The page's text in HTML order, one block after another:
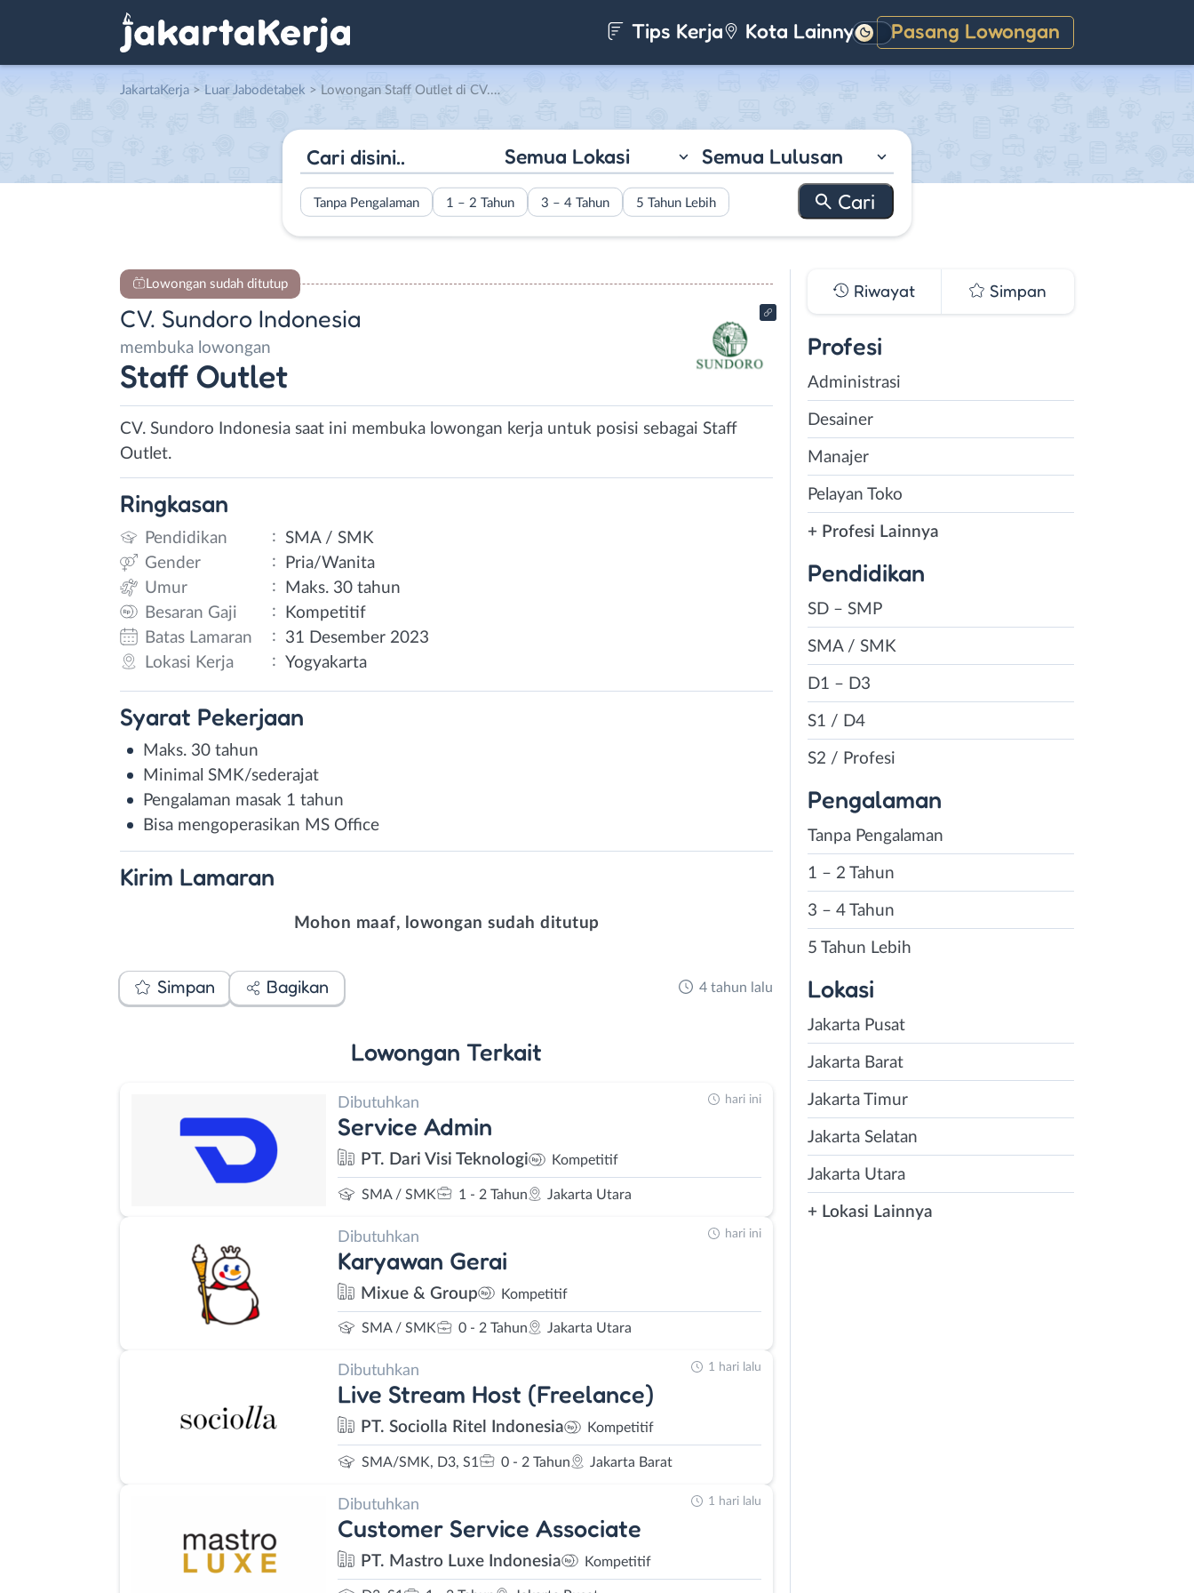
Tips Kerja Kota Lainnya Pasang Lowongan
Gelap
JakartaKerja > Luar Jabodetabek > Lowongan Staff Outlet di CV. Sundoro Indonesia
Semua Lokasi Semua Lulusan
Tanpa Pengalaman 1 – 2 Tahun 3 – 4 Tahun 5 Tahun Lebih
Lowongan sudah ditutup
CV. Sundoro Indonesia
membuka lowongan
Staff Outlet
CV. Sundoro Indonesia saat ini membuka lowongan kerja untuk posisi sebagai Staff
Outlet.
Ringkasan
Pendidikan : SMA / SMK
Gender
:
Pria/Wanita
Umur
:
Maks. 30 tahun
Besaran Gaji
:
Kompetitif
Batas Lamaran
:
31 Desember 2023
Lokasi Kerja
: Yogyakarta
Syarat Pekerjaan
Maks. 30 tahun
Minimal SMK/sederajat
Pengalaman masak 1 tahun
Bisa mengoperasikan MS Office
Kirim Lamaran
Mohon maaf, lowongan sudah ditutup
Simpan Bagikan 4 tahun lalu
Lowongan Terkait
Dibutuhkan
Service Admin
PT. Dari Visi Teknologi Kompetitif
SMA / SMK 1 - 2 Tahun Jakarta Utara
hari ini
Dibutuhkan
Karyawan Gerai
Mixue & Group Kompetitif
SMA / SMK 0 - 2 Tahun Jakarta Utara
hari ini
Dibutuhkan
Live Stream Host (Freelance)
PT. Sociolla Ritel Indonesia Kompetitif
SMA/SMK, D3, S1 0 - 2 Tahun Jakarta Barat
1 hari lalu
Dibutuhkan
Customer Service Associate
PT. Mastro Luxe Indonesia Kompetitif
1 hari lalu
Riwayat Simpan
Profesi
Administrasi
Desainer
Manajer
Pelayan Toko
+ Profesi Lainnya
Pendidikan
SD – SMP
SMA / SMK
D1 – D3
S1 / D4
S2 / Profesi
Pengalaman
Tanpa Pengalaman
1 – 2 Tahun
3 – 4 Tahun
5 Tahun Lebih
Lokasi
Jakarta Pusat
Jakarta Barat
Jakarta Timur
Jakarta Selatan
Jakarta Utara
+ Lokasi Lainnya